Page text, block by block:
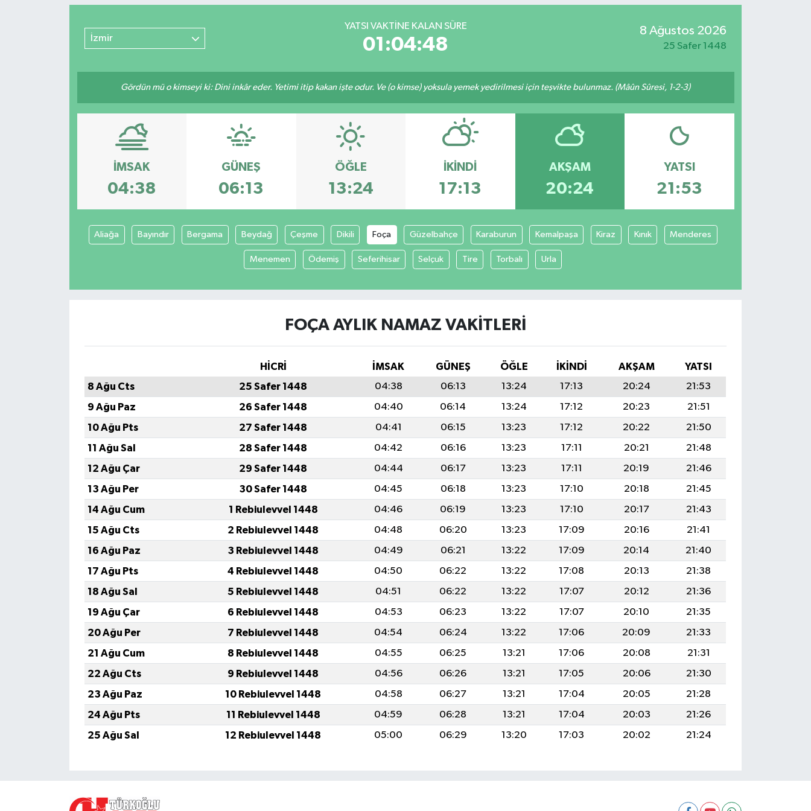
İzmir
YATSI VAKTİNE KALAN SÜRE
01:04:48
8 Ağustos 2026
25 Safer 1448
Gördün mü o kimseyi ki: Dini inkâr eder. Yetimi itip kakan işte odur. Ve (o kimse) yoksula yemek yedirilmesi için teşvikte bulunmaz. (Mâûn Sûresi, 1-2-3)
İMSAK
04:38
GÜNEŞ
06:13
ÖĞLE
13:24
İKINDI
17:13
AKŞAM
20:24
YATSI
21:53
Aliağa Bayındır Bergama Beydağ Çeşme Dikili Foça Güzelbahçe Karaburun Kemalpaşa Kiraz Kınık Menderes
Menemen Ödemiş Seferihisar Selçuk Tire Torbalı Urla
FOÇA AYLIK NAMAZ VAKITLERI
HİCRİ İMSAK GÜNEŞ ÖĞLE İKINDI AKŞAM
YATSI
8 Ağu Cts
25 Safer 1448 04:38 06:13 13:24 17:13 20:24
21:53
9 Ağu Paz
26 Safer 1448 04:40 06:14 13:24 17:12 20:23
21:51
10 Ağu Pts
27 Safer 1448 04:41 06:15 13:23 17:12 20:22
21:50
11 Ağu Sal
28 Safer 1448 04:42 06:16 13:23 17:11 20:21
21:48
12 Ağu Çar
29 Safer 1448 04:44 06:17 13:23 17:11 20:19
21:46
13 Ağu Per
30 Safer 1448 04:45 06:18 13:23 17:10 20:18
21:45
14 Ağu Cum
1 Rebiulevvel 1448 04:46 06:19 13:23 17:10 20:17
21:43
15 Ağu Cts
2 Rebiulevvel 1448 04:48 06:20 13:23 17:09 20:16
21:41
16 Ağu Paz
3 Rebiulevvel 1448 04:49 06:21 13:22 17:09 20:14
21:40
17 Ağu Pts
4 Rebiulevvel 1448 04:50 06:22 13:22 17:08 20:13
21:38
18 Ağu Sal
5 Rebiulevvel 1448 04:51 06:22 13:22 17:07 20:12
21:36
19 Ağu Çar
6 Rebiulevvel 1448 04:53 06:23 13:22 17:07 20:10
21:35
20 Ağu Per
7 Rebiulevvel 1448 04:54 06:24 13:22 17:06 20:09
21:33
21 Ağu Cum
8 Rebiulevvel 1448 04:55 06:25 13:21 17:06 20:08
21:31
22 Ağu Cts
9 Rebiulevvel 1448 04:56 06:26 13:21 17:05 20:06
21:30
23 Ağu Paz
10 Rebiulevvel 1448 04:58 06:27 13:21 17:04 20:05
21:28
24 Ağu Pts
11 Rebiulevvel 1448 04:59 06:28 13:21 17:04 20:03
21:26
25 Ağu Sal
12 Rebiulevvel 1448 05:00 06:29 13:20 17:03 20:02 21:24
Kültür & Sanat